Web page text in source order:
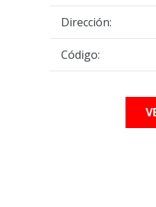
Dirección:
Código: